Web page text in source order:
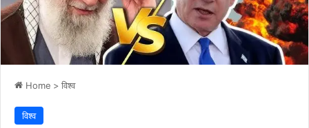
Home > विश्व
विश्व